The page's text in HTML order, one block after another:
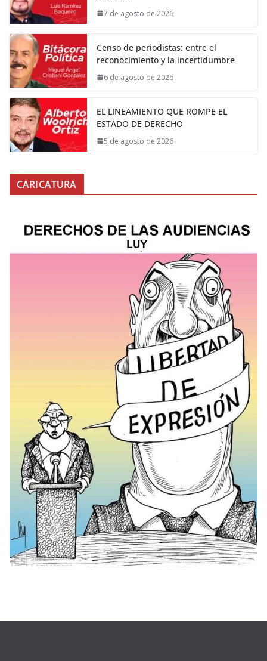
7 de agosto de 2026
Censo de periodistas: entre el
reconocimiento y la incertidumbre
6 de agosto de 2026
EL LINEAMIENTO QUE ROMPE EL
ESTADO DE DERECHO
5 de agosto de 2026
CARICATURA